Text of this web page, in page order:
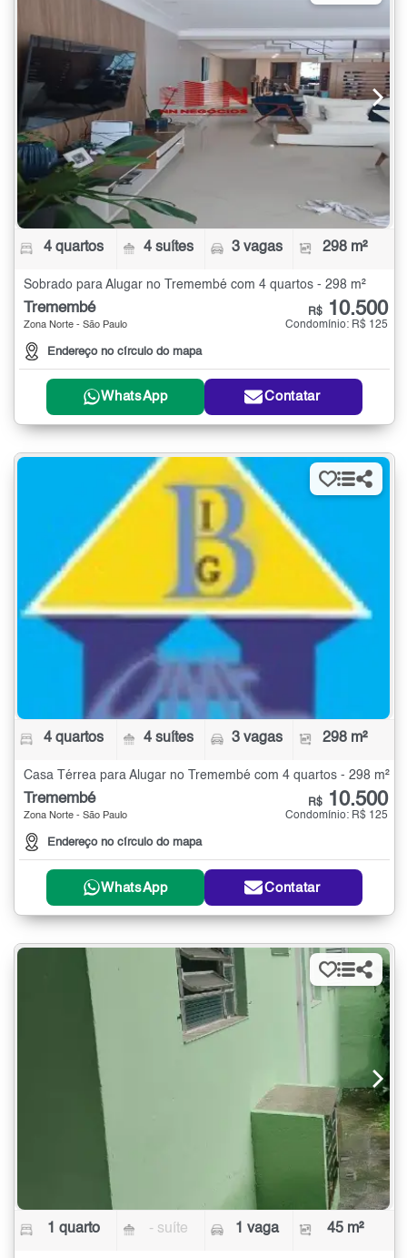
4 quartos 4 suítes 3 vagas 298 m²
Sobrado para Alugar no Tremembé com 4 quartos - 298 m²
Tremembé
Zona Norte - São Paulo
Endereço no círculo do mapa
R$ 10.500
Condomínio: R$ 125
WhatsApp Contatar
4 quartos 4 suítes 3 vagas 298 m²
Casa Térrea para Alugar no Tremembé com 4 quartos - 298 m²
Tremembé
Zona Norte - São Paulo
Endereço no círculo do mapa
R$ 10.500
Condomínio: R$ 125
WhatsApp Contatar
1 quarto - suíte 1 vaga 45 m²